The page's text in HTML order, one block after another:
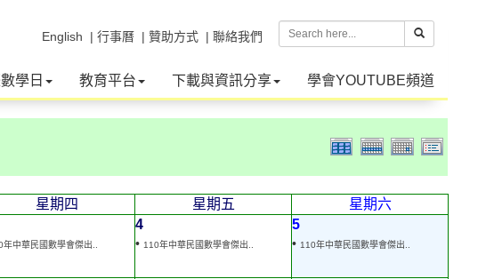
| 聯絡我們
| 贊助方式
| 行事曆
English
學日 教育平台 下載與資訊分享 學會YOUTUBE頻道
星期四 星期五
星期六
年中華民國數學會傑出..
4
• 110年中華民國數學會傑出..
5
• 110年中華民國數學會傑出..